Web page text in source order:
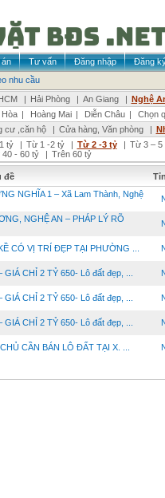
Tư vấn Đăng nhập Đăng
nhu cầu
| Hải Phòng | An Giang | Nghệ
| Hoàng Mai | Diễn Châu |
Chọn
cư ,căn hộ | Cửa hàng, Văn phòng |
tỷ | Từ 1 -2 tỷ | Từ 2 -3 tỷ | Từ 3 – 5
40 - 60 tỷ | Trên 60 tỷ
đề
NGHĨA 1 – Xã Lam Thành, Nghệ
NGHỆ AN – PHÁP LÝ RÕ
CÓ VỊ TRÍ ĐẸP TẠI PHƯỜNG ...
CHỈ 2 TỶ 650- Lô đất đẹp, ...
CHỈ 2 TỶ 650- Lô đất đẹp, ...
CHỈ 2 TỶ 650- Lô đất đẹp, ...
CẦN BÁN LÔ ĐẤT TẠI X. ...